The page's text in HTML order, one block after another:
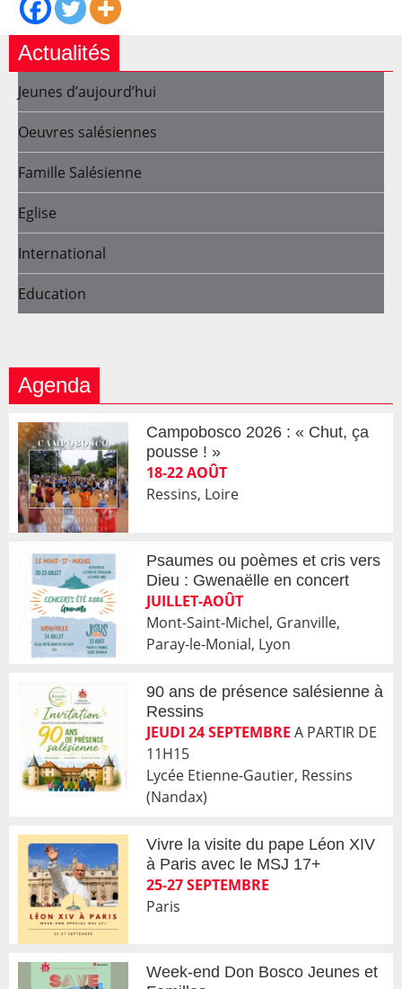
Actualités
Jeunes d’aujourd’hui
Oeuvres salésiennes
Famille Salésienne
Eglise
International
Education
Agenda
Campobosco 2026 : « Chut, ça
pousse ! »
18-22 AOÛT
Ressins, Loire
Psaumes ou poèmes et cris vers
Dieu : Gwenaëlle en concert
JUILLET-AOÛT
Mont-Saint-Michel, Granville,
Paray-le-Monial, Lyon
90 ans de présence salésienne à
Ressins
JEUDI 24 SEPTEMBRE A PARTIR DE
11H15
Lycée Etienne-Gautier, Ressins
(Nandax)
Vivre la visite du pape Léon XIV
à Paris avec le MSJ 17+
25-27 SEPTEMBRE
Paris
Week-end Don Bosco Jeunes et